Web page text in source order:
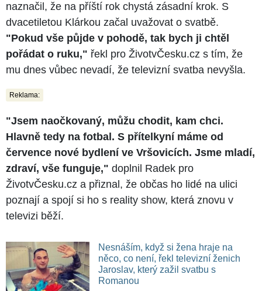
naznačil, že na příští rok chystá zásadní krok. S
dvacetiletou Klárkou začal uvažovat o svatbě.
"Pokud vše půjde v pohodě, tak bych ji chtěl
pořádat o ruku," řekl pro ŽivotvČesku.cz s tím, že
mu dnes vůbec nevadí, že televizní svatba nevyšla.
Reklama:
"Jsem naočkovaný, můžu chodit, kam chci.
Hlavně tedy na fotbal. S přítelkyní máme od
července nové bydlení ve Vršovicích. Jsme mladí,
zdraví, vše funguje," doplnil Radek pro
ŽivotvČesku.cz a přiznal, že občas ho lidé na ulici
poznají a spojí si ho s reality show, která znovu v
televizi běží.
Nesnáším, když si žena hraje na
něco, co není, řekl televizní ženich
Jaroslav, který zažil svatbu s
Romanou